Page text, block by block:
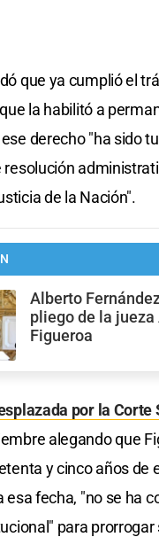
que ya cumplió el
la habilitó a
derecho "ha sido
resolución
de la Nación".
Alberto
pliego de la jueza
Figueroa
por la Corte
alegando que
y cinco años de
esa fecha, "no se ha
para prorrogar